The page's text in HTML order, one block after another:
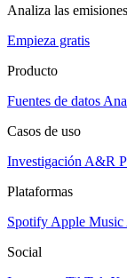
Analiza las
Empieza gratis
Producto
Fuentes de datos
Casos de uso
Investigación A&R
Plataformas
Spotify Apple Music
Social